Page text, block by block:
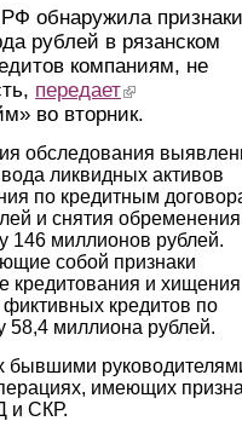
обнаружила признаки
рублей в рязанском
компаниям, не
передает(link is external)
во вторник.
обследования
ликвидных активов
по кредитным
и снятия
146 миллионов рублей.
собой признаки
кредитования и хищения
кредитов по
миллиона рублей.
имеющих
и СКР.